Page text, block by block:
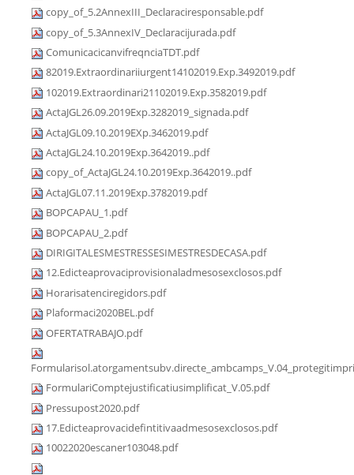
copy_of_5.2AnnexIII_Declaraciresponsable.pdf
copy_of_5.3AnnexIV_Declaracijurada.pdf
ComunicacicanvifreqnciaTDT.pdf
82019.Extraordinariiurgent14102019.Exp.3492019.pdf
102019.Extraordinari21102019.Exp.3582019.pdf
ActaJGL26.09.2019Exp.3282019_signada.pdf
ActaJGL09.10.2019EXp.3462019.pdf
ActaJGL24.10.2019Exp.3642019..pdf
copy_of_ActaJGL24.10.2019Exp.3642019..pdf
ActaJGL07.11.2019Exp.3782019.pdf
BOPCAPAU_1.pdf
BOPCAPAU_2.pdf
DIRIGITALESMESTRESSESIMESTRESDECASA.pdf
12.Edicteaprovaciprovisionaladmesosexclosos.pdf
Horarisatenciregidors.pdf
Plaformaci2020BEL.pdf
OFERTATRABAJO.pdf
FormulariComptejustificatiusimplificat_V.05.pdf
Pressupost2020.pdf
17.Edicteaprovacidefintitivaadmesosexclosos.pdf
10022020escaner103048.pdf